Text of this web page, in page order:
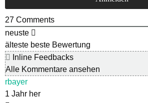
27 Comments
neuste
älteste beste Bewertung
Inline Feedbacks
Alle Kommentare ansehen
rbayer
1 Jahr her